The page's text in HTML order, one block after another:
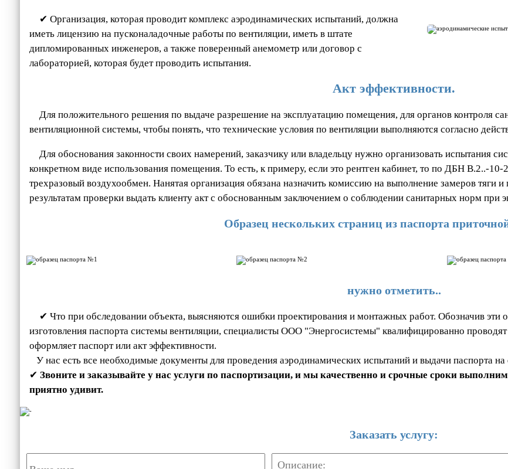
✔ Организация, которая проводит комплекс аэродинамических испытаний, должна
иметь лицензию на пусконаладочные работы по вентиляции, иметь в штате
дипломированных инженеров, а также поверенный анемометр или договор с
лабораторией, которая будет проводить испытания.
Акт эффективности.
Для положительного решения по выдаче разрешение на эксплуатацию помещения, для органов контроля
вентиляционной системы, чтобы понять, что технические условия по вентиляции выполняются согласно
Для обоснования законности своих намерений, заказчику или владельцу нужно организовать испытания
конкретном виде использования помещения. То есть, к примеру, если это рентген кабинет, то по ДБН В.2..-
трехразовый воздухообмен. Нанятая организация обязана назначить комиссию на выполнение замеров тяги
результатам проверки выдать клиенту акт с обоснованным заключением о соблюдении санитарных норм
Образец нескольких страниц из паспорта
нужно отметить..
✔ Что при обследовании объекта, выясняются ошибки проектирования и монтажных работ. Обозначив
изготовления паспорта системы вентиляции, специалисты ООО "Энергосистемы" квалифицированно
оформляет паспорт или акт эффективности.
У нас есть все необходимые документы для проведения аэродинамических испытаний и выдачи паспорта
✔Звоните и заказывайте у нас услуги по паспортизации, и мы качественно и срочные сроки
приятно удивит.
Заказать услугу: